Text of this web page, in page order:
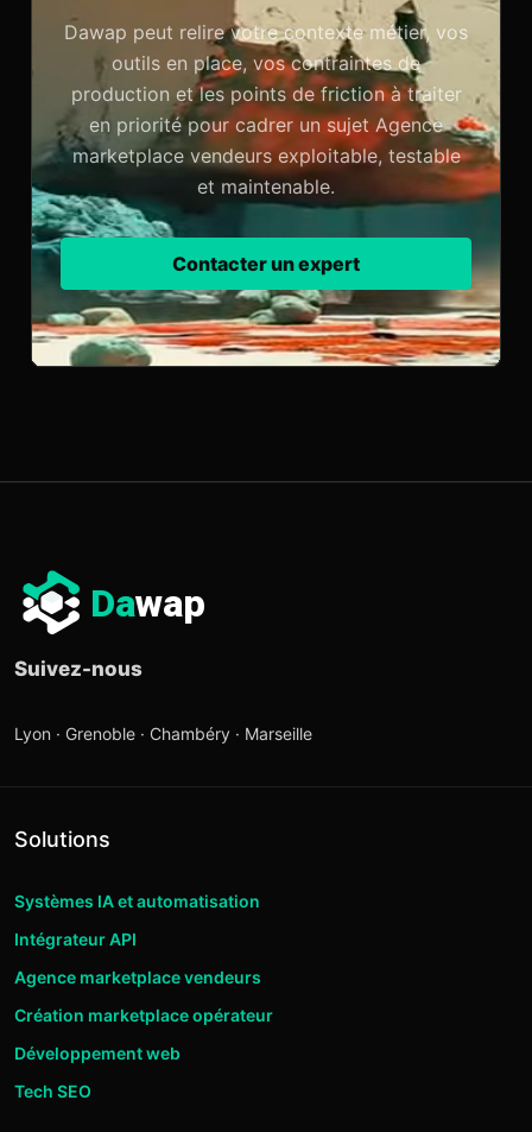
Dawap peut relire votre contexte métier, vos
outils en place, vos contraintes de
production et les points de friction à traiter
en priorité pour cadrer un sujet Agence
marketplace vendeurs exploitable, testable
et maintenable.
Contacter un expert
Dawap
Suivez-nous
Lyon · Grenoble · Chambéry · Marseille
Solutions
Systèmes IA et automatisation
Intégrateur API
Agence marketplace vendeurs
Création marketplace opérateur
Développement web
Tech SEO